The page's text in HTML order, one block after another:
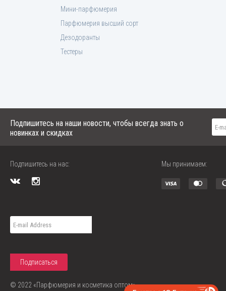
Мини-парфюмерия
Парфюмерия высший сорт
Дезодоранты
Тестеры
Подпишитесь на наши новости, чтобы всегда знать о
новинках и скидках
Подпишитесь на нас: Мы принимаем:
© 2022 «Парфюмерия и косметика оптом»